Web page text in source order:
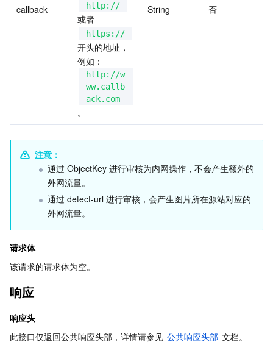
callback http://
或者
https://
开头的地址，
例如：
http://w
ww.callb
ack.com
。
String 否
注意：
通过 ObjectKey 进行审核为内网操作，不会产生额外的
外网流量。
通过 detect-url 进行审核，会产生图片所在源站对应的
外网流量。
请求体
该请求的请求体为空。
响应
响应头
此接口仅返回公共响应头部，详情请参见 公共响应头部 文档。